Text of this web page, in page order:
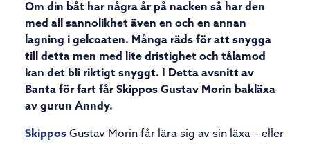
Om din båt har några år på nacken så har den
med all sannolikhet även en och en annan
lagning i gelcoaten. Många räds för att snygga
till detta men med lite dristighet och tålamod
kan det bli riktigt snyggt. I Detta avsnitt av
Banta för fart får Skippos Gustav Morin bakläxa
av gurun Anndy.
Skippos Gustav Morin får lära sig av sin läxa – eller